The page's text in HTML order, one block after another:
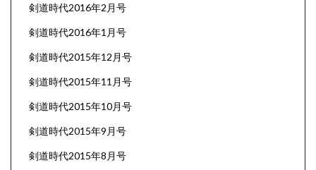
剣道時代2016年2月号
剣道時代2016年1月号
剣道時代2015年12月号
剣道時代2015年11月号
剣道時代2015年10月号
剣道時代2015年9月号
剣道時代2015年8月号